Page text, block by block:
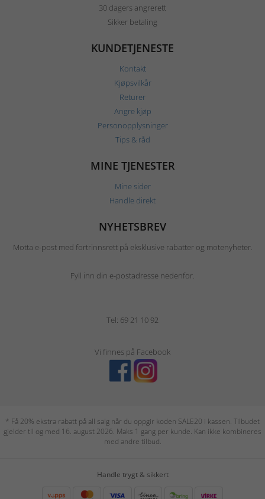
30 dagers angrerett
Sikker betaling
KUNDETJENESTE
Kontakt
Kjøpsvilkår
Returer
Angre kjøp
Personopplysninger
Tips & råd
MINE TJENESTER
Mine sider
Handle direkt
NYHETSBREV
Motta e-post med fortrinnsrett på eksklusive rabatter og motenyheter.
Fyll inn din e-postadresse nedenfor.
Tel: 69 21 10 92
Vi finnes på Facebook
* Få 20% ekstra rabatt på all salg når du oppgir koden SALE20 i kassen. Tilbudet
gjelder til og med 16. august 2026. Maks 1 gang per kunde. Kan ikke kombineres
med andre tilbud.
Handle trygt & sikkert